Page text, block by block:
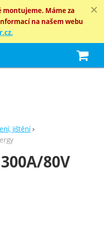
Máme za
na našem webu
jištění
80V